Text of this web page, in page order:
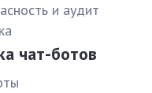
и аудит
чат-ботов